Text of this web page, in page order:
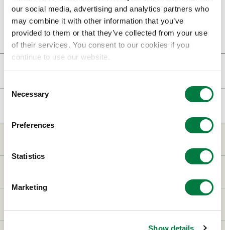
our social media, advertising and analytics partners who
may combine it with other information that you’ve
provided to them or that they’ve collected from your use
of their services. You consent to our cookies if you
continue to use our website.
Selection
Necessary
Preferences
Statistics
Marketing
Show details
ニュースリリース
トップページ